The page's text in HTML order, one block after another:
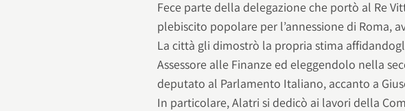
Fece parte della delegazione che portò al Re
plebiscito popolare per l’annessione di Roma,
La città gli dimostrò la propria stima
Assessore alle Finanze ed eleggendolo nella
deputato al Parlamento Italiano, accanto a
In particolare, Alatri si dedicò ai lavori della